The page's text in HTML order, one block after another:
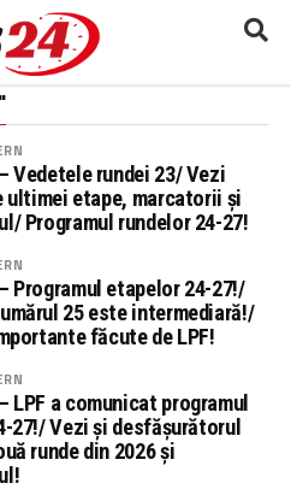
Vedetele rundei 23/ Vezi
ultimei etape, marcatorii și
Programul rundelor 24-27!
Programul etapelor 24-27!/
25 este intermediară!/
făcute de LPF!
LPF a comunicat programul
27!/ Vezi și desfășurătorul
runde din 2026 și